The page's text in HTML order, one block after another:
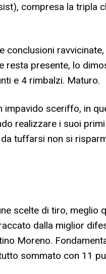
compresa la tripla
conclusioni
resta presente, lo
e 4 rimbalzi. Maturo.
impavido sceriffo, in
realizzare i suoi
da tuffarsi non si
scelte di tiro, meglio
dalla miglior
Moreno.
sommato con 11